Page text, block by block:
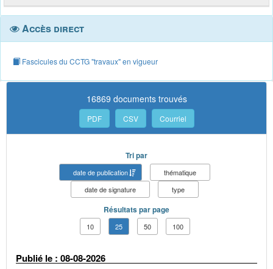
Accès direct
Fascicules du CCTG "travaux" en vigueur
16869 documents trouvés
PDF CSV Courriel
Tri par
date de publication
thématique
date de signature
type
Résultats par page
10 25 50 100
Publié le : 08-08-2026